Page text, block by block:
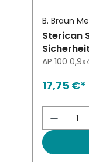
B. Braun
Sterican
AP 100
17,75 €*